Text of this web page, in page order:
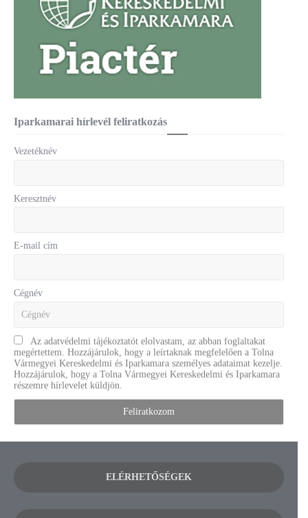
Iparkamarai hírlevél feliratkozás
Vezetéknév
Keresztnév
E-mail cím
Cégnév
Az adatvédelmi tájékoztatót elolvastam, az abban foglaltakat
megértettem. Hozzájárulok, hogy a leírtaknak megfelelően a Tolna
Vármegyei Kereskedelmi és Iparkamara személyes adataimat kezelje.
Hozzájárulok, hogy a Tolna Vármegyei Kereskedelmi és Iparkamara
részemre hírlevelet küldjön.
ELÉRHETŐSÉGEK